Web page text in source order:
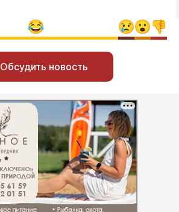
Обсудить новость